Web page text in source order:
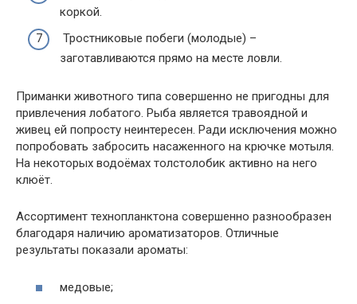
коркой.
Тростниковые побеги (молодые) –
заготавливаются прямо на месте ловли.
Приманки животного типа совершенно не пригодны для
привлечения лобатого. Рыба является травоядной и
живец ей попросту неинтересен. Ради исключения можно
попробовать забросить насаженного на крючке мотыля.
На некоторых водоёмах толстолобик активно на него
клюёт.
Ассортимент технопланктона совершенно разнообразен
благодаря наличию ароматизаторов. Отличные
результаты показали ароматы:
медовые;